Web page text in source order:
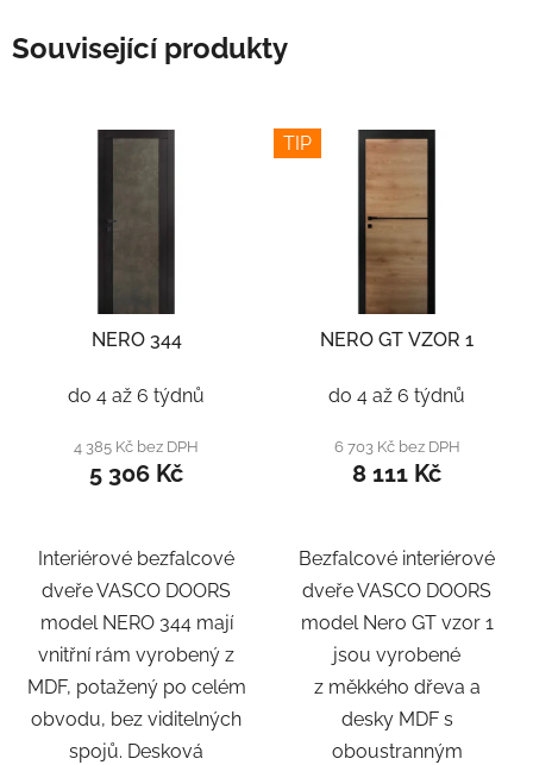
Související produkty
NERO 344
do 4 až 6 týdnů
4 385 Kč bez DPH
5 306 Kč
Interiérové bezfalcové
dveře VASCO DOORS
model NERO 344 mají
vnitřní rám vyrobený z
MDF, potažený po celém
obvodu, bez viditelných
spojů. Desková
TIP
NERO GT VZOR 1
do 4 až 6 týdnů
6 703 Kč bez DPH
8 111 Kč
Bezfalcové interiérové
dveře VASCO DOORS
model Nero GT vzor 1
jsou vyrobené
z měkkého dřeva a
desky MDF s
oboustranným